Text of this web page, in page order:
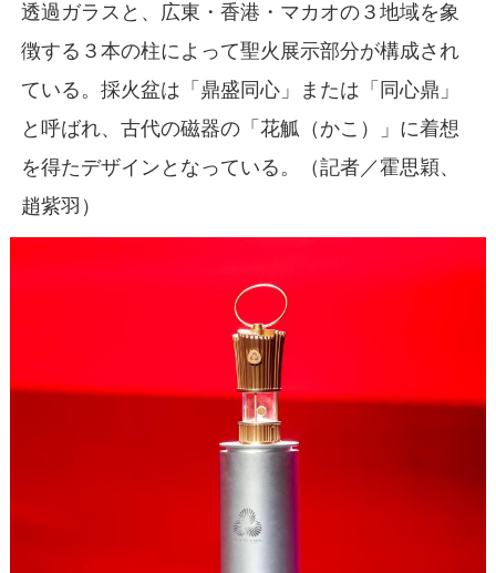
透過ガラスと、広東・香港・マカオの３地域を象
徴する３本の柱によって聖火展示部分が構成され
ている。採火盆は「鼎盛同心」または「同心鼎」
と呼ばれ、古代の磁器の「花觚（かこ）」に着想
を得たデザインとなっている。（記者／霍思穎、
趙紫羽）